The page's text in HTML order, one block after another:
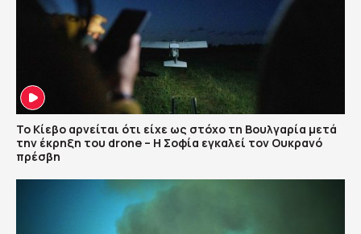
Το Κίεβο αρνείται ότι είχε ως στόχο τη Βουλγαρία μετά
την έκρηξη του drone – Η Σοφία εγκαλεί τον Ουκρανό
πρέσβη